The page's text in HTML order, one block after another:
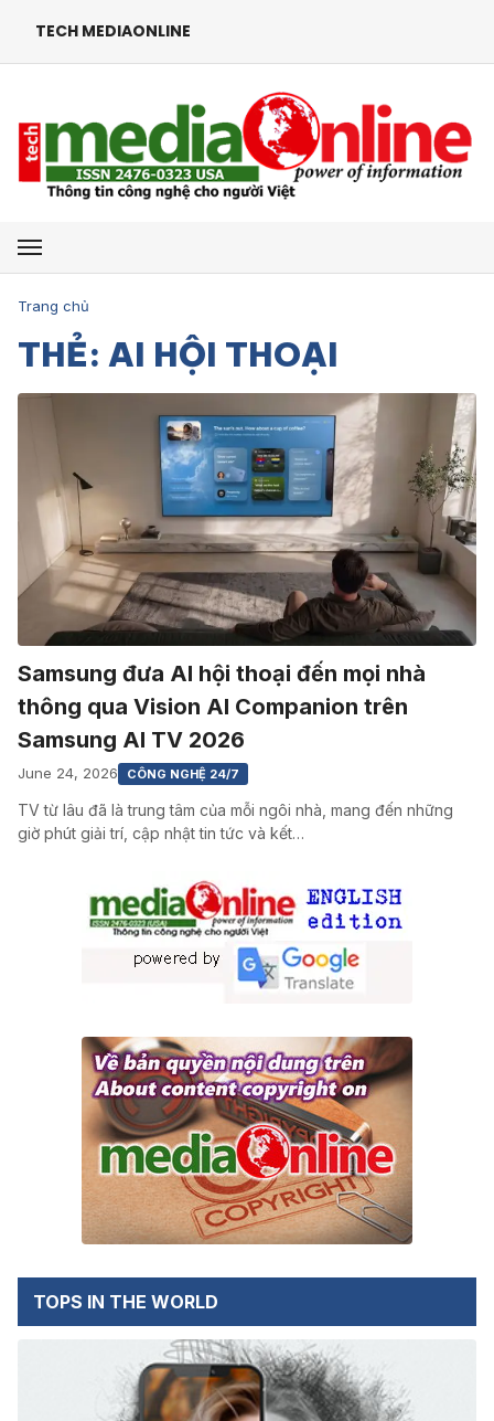
TECH MEDIAONLINE
Mở menu
Trang chủ
THẺ: AI HỘI THOẠI
Samsung đưa AI hội thoại đến mọi nhà
thông qua Vision AI Companion trên
Samsung AI TV 2026
June 24, 2026 CÔNG NGHỆ 24/7
TV từ lâu đã là trung tâm của mỗi ngôi nhà, mang đến những
giờ phút giải trí, cập nhật tin tức và kết…
TOPS IN THE WORLD